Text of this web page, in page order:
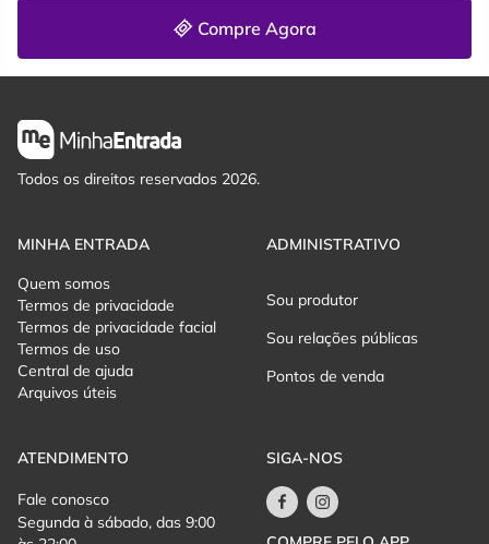
Compre Agora
Todos os direitos reservados 2026.
MINHA ENTRADA
Quem somos
Termos de privacidade
Termos de privacidade facial
Termos de uso
Central de ajuda
Arquivos úteis
ADMINISTRATIVO
Sou produtor
Sou relações públicas
Pontos de venda
ATENDIMENTO
Fale conosco
Segunda à sábado, das 9:00
SIGA-NOS